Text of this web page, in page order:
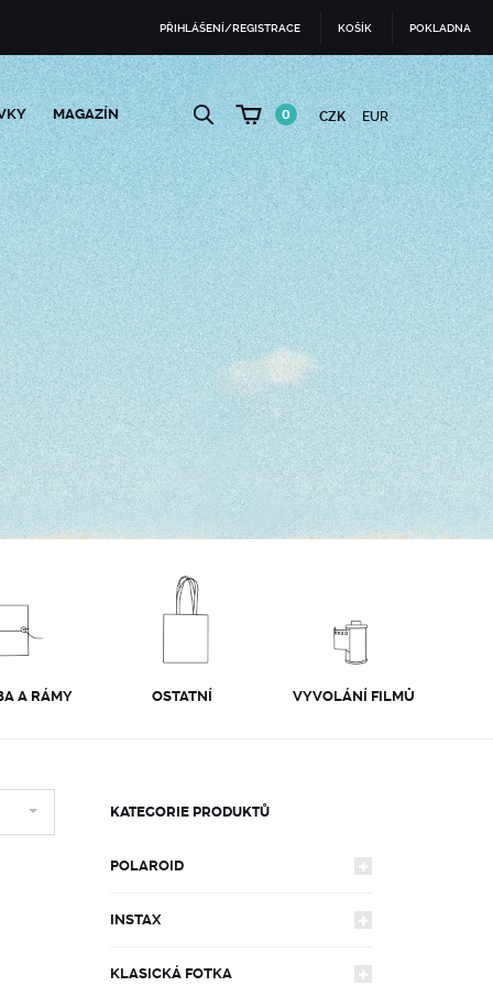
PŘIHLÁŠENÍ/REGISTRACE KOŠÍK POKLADNA
MAGAZÍN 0 CZK EUR
A RÁMY OSTATNÍ VYVOLÁNÍ FILMŮ
KATEGORIE PRODUKTŮ
POLAROID
FOTOAPARÁTY
600
INSTAX
FOTOAPARÁTY
KLASICKÁ FOTKA